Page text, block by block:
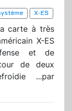
X-ES
carte à très
X-ES
et de
de deux
...par